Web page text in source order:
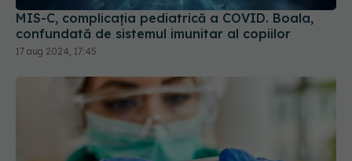
MIS-C, complicația pediatrică a COVID. Boala,
confundată de sistemul imunitar al copiilor
17 aug 2024, 17:45